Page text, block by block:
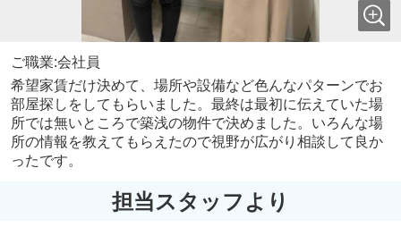
ご職業:会社員
希望家賃だけ決めて、場所や設備など色んなパターンでお
部屋探しをしてもらいました。最終は最初に伝えていた場
所では無いところで築浅の物件で決めました。いろんな場
所の情報を教えてもらえたので視野が広がり相談して良か
ったです。
担当スタッフより